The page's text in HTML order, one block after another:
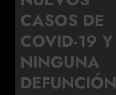
CASOS DE
COVID-19 Y
NINGUNA
DEFUNCIÓN